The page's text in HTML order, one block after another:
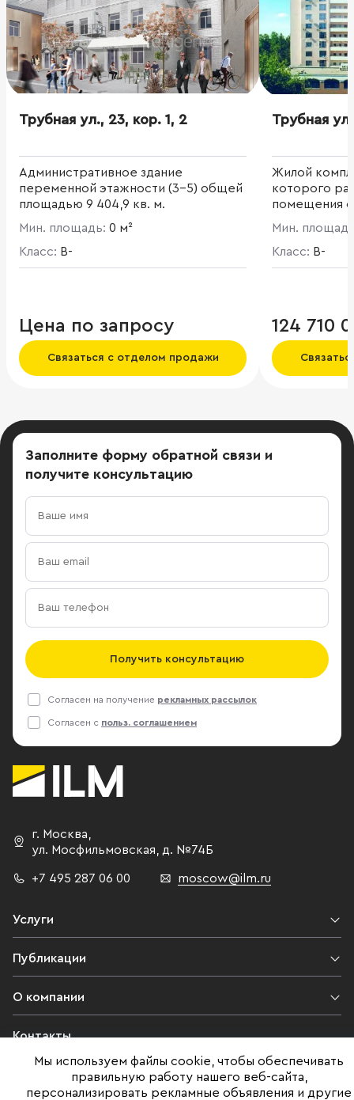
Трубная ул., 23, кор. 1, 2
Административное здание
переменной этажности (3-5) общей
площадью 9 404,9 кв. м.
Мин. площадь: 0 м²
Класс: B-
Цена по запросу
Связаться с отделом продажи
Трубная
Жилой
которого
помещения
Ухоженная
Рядом
сквер с
Мин.
Класс: B-
124 710
Заполните форму обратной связи и
получите консультацию
Получить консультацию
Согласен на получение рекламных рассылок
Согласен с польз. соглашением
г. Москва,
ул. Мосфильмовская, д. №74Б
+7 495 287 06 00 moscow@ilm.ru
Услуги
Публикации
О компании
Контакты
Юридическая информация
Мы используем файлы cookie, чтобы обеспечивать
правильную работу нашего веб-сайта,
персонализировать рекламные объявления и другие